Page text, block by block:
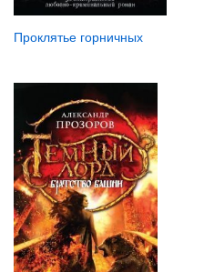
Проклятье горничных